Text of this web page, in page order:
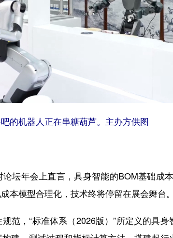
的机器人正在串糖葫芦。主办方供图
年会上直言，具身智能的BOM基础成
本模型合理化，技术终将停留在展会舞台。
，“标准体系（2026版）”所定义的具身